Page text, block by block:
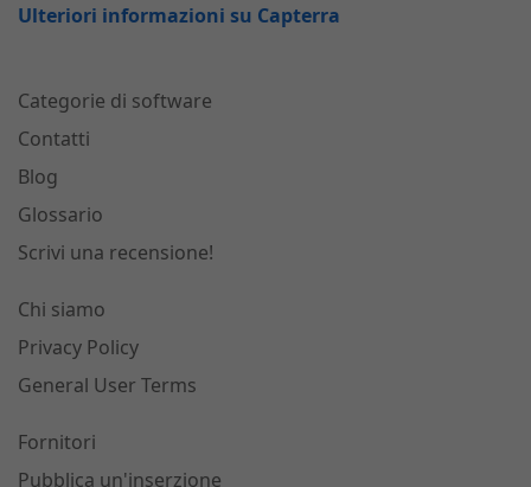
Ulteriori informazioni su Capterra
Categorie di software
Contatti
Blog
Glossario
Scrivi una recensione!
Chi siamo
Privacy Policy
General User Terms
Fornitori
Pubblica un'inserzione